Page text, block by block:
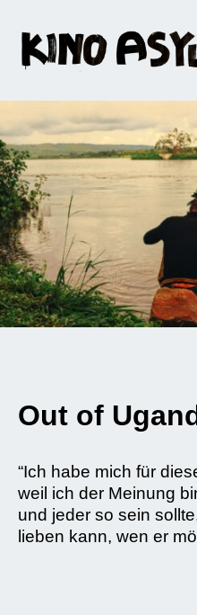
Out of
“Ich habe mich für
weil ich der Meinung
und jeder so sein
lieben kann, wen er